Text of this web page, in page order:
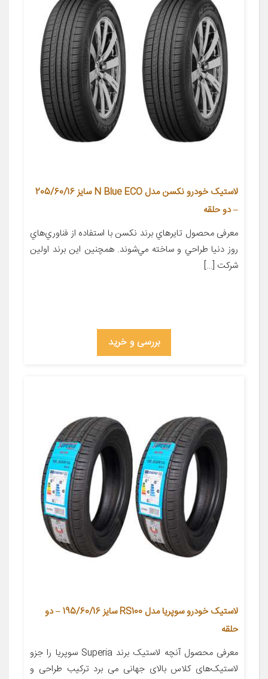
لاستیک خودرو نکسن مدل N Blue ECO سایز 205/60/16
– دو حلقه
معرفی محصول تايرهاي برند نکسن با استفاده از فناوري‌هاي
روز دنيا طراحي و ساخته مي‌شوند. همچنين اين برند اولين
شرکت […]
بررسی و خرید
لاستیک خودرو سوپریا مدل RS100 سایز 195/60/16 – دو
حلقه
معرفی محصول آنچه لاستیک برند Superia سوپریا را جزو
لاستیک‌های کلاس بالای جهانی می برد ترکیب طراحی و